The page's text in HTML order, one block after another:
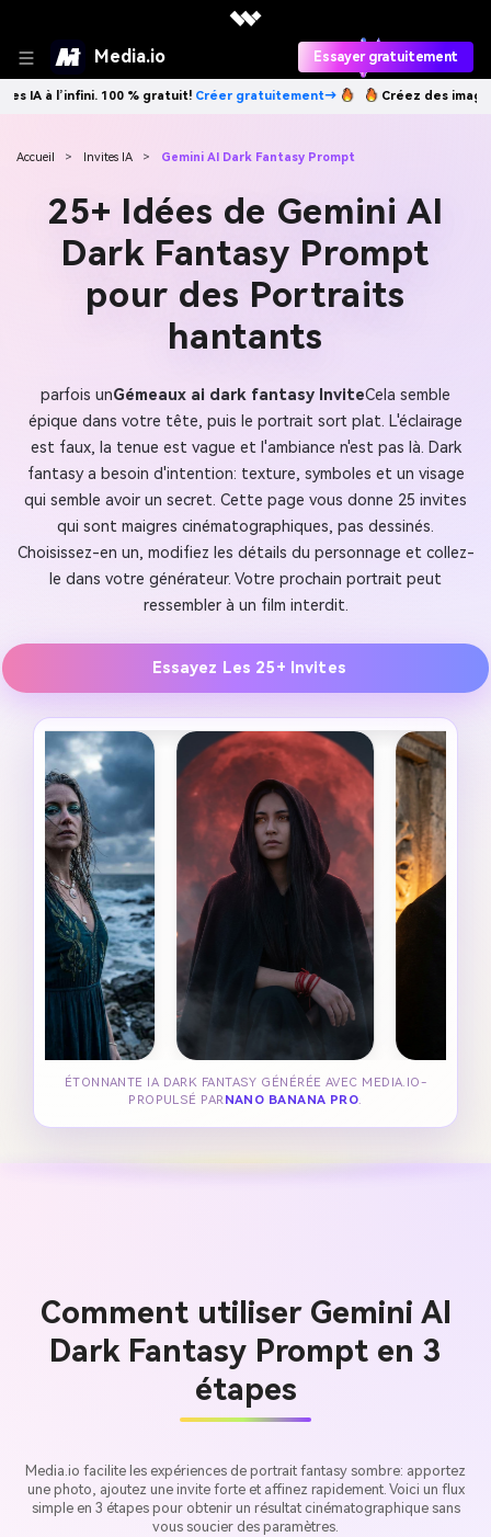
Media.io Essayer gratuitement
gratuitement→ Créez des images IA à l’infini. 100 % gratuit!
Accueil > Invites IA > Gemini AI Dark Fantasy Prompt
25+ Idées de Gemini AI
Dark Fantasy Prompt
pour des Portraits
hantants
parfois unGémeaux ai dark fantasy InviteCela semble
épique dans votre tête, puis le portrait sort plat. L'éclairage
est faux, la tenue est vague et l'ambiance n'est pas là. Dark
fantasy a besoin d'intention: texture, symboles et un visage
qui semble avoir un secret. Cette page vous donne 25 invites
qui sont maigres cinématographiques, pas dessinés.
Choisissez-en un, modifiez les détails du personnage et collez-
le dans votre générateur. Votre prochain portrait peut
ressembler à un film interdit.
Essayez Les 25+ Invites
ÉTONNANTE IA DARK FANTASY GÉNÉRÉE AVEC MEDIA.IO-
PROPULSÉ PAR NANO BANANA PRO.
Comment utiliser Gemini AI
Dark Fantasy Prompt en 3
étapes
Media.io facilite les expériences de portrait fantasy sombre: apportez
une photo, ajoutez une invite forte et affinez rapidement. Voici un flux
simple en 3 étapes pour obtenir un résultat cinématographique sans
vous soucier des paramètres.